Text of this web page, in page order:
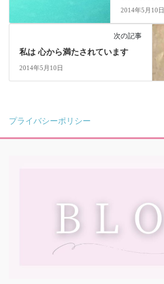
2014年5月10日
次の記事
私は 心から満たされています
2014年5月10日
プライバシーポリシー